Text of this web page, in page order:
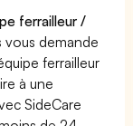
ferrailleur /
vous demande
ferrailleur
à une
SideCare